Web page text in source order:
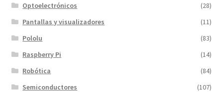
Optoelectrónicos
(28)
Pantallas y visualizadores
(11)
Pololu
(83)
Raspberry Pi
(14)
Robótica
(84)
Semiconductores
(107)